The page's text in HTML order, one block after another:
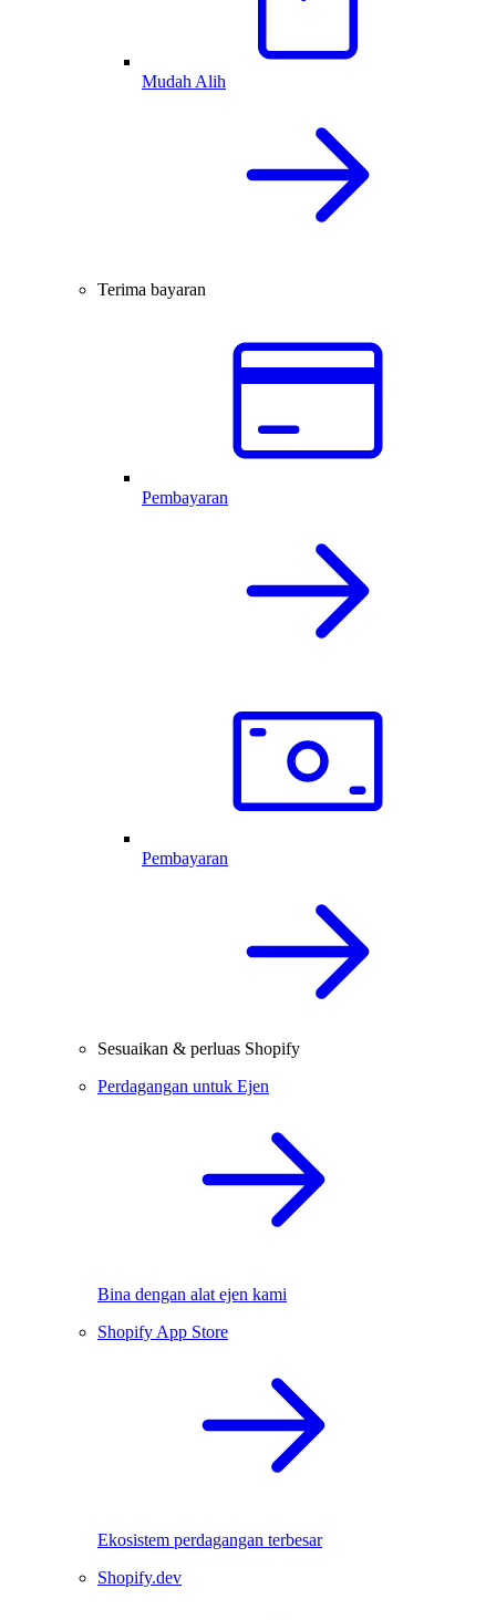
Mudah Alih
Terima bayaran
Pembayaran
Pembayaran
Sesuaikan & perluas Shopify
Perdagangan untuk Ejen
Bina dengan alat ejen kami
Shopify App Store
Ekosistem perdagangan terbesar
Shopify.dev